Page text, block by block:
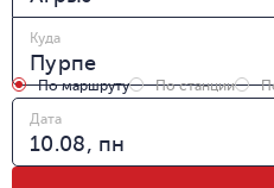
Куда
По маршруту По станции
Дата